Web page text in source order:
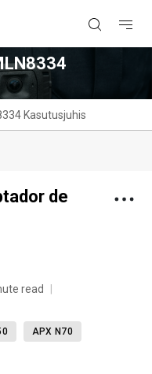
Kasutusjuhis
de
read
APX N70